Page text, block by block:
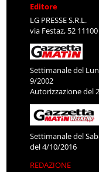
Editore
LG PRESSE S.R.L.
via Festaz, 52 11100
Settimanale del
9/2002
Autorizzazione del
Settimanale del
del 4/10/2016
REDAZIONE